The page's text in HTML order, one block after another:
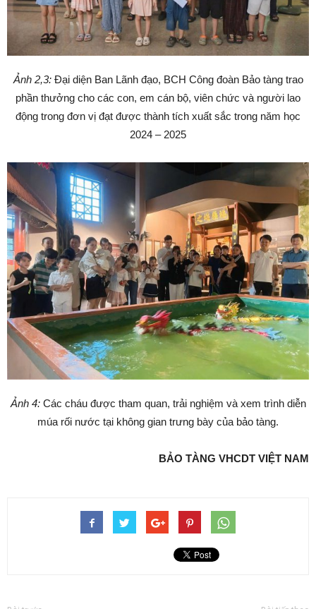
Ảnh 2,3:Đại diện Ban Lãnh đạo, BCH Công đoàn Bảo tàng trao
phần thưởng cho các con, em cán bộ, viên chức và người lao
động trong đơn vị đạt được thành tích xuất sắc trong năm học
2024 – 2025
Ảnh 4:Các cháu được tham quan, trải nghiệm và xem trình diễn
múa rối nước tại không gian trưng bày của bảo tàng.
BẢO TÀNG VHCDT VIỆT NAM